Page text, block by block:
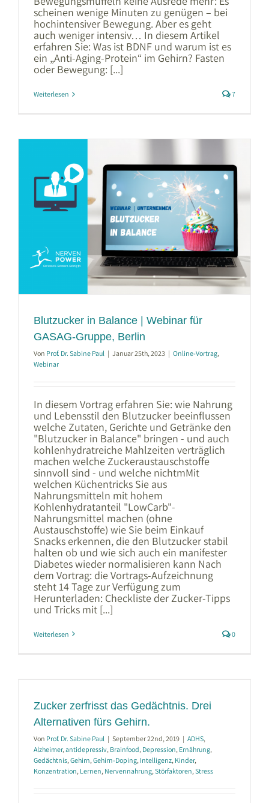
scheinen wenige Minuten zu genügen – bei
hochintensiver Bewegung. Aber es geht
auch weniger intensiv… In diesem Artikel
erfahren Sie: Was ist BDNF und warum ist es
ein „Anti-Aging-Protein“ im Gehirn? Fasten
oder Bewegung: [...]
Weiterlesen 7
Blutzucker in Balance | Webinar für
GASAG-Gruppe, Berlin
Von Prof. Dr. Sabine Paul | Januar 25th, 2023 | Online-Vortrag,
Webinar
In diesem Vortrag erfahren Sie: wie Nahrung
und Lebensstil den Blutzucker beeinflussen
welche Zutaten, Gerichte und Getränke den
"Blutzucker in Balance" bringen - und auch
kohlenhydratreiche Mahlzeiten verträglich
machen welche Zuckeraustauschstoffe
sinnvoll sind - und welche nichtmMit
welchen Küchentricks Sie aus
Nahrungsmitteln mit hohem
Kohlenhydratanteil "LowCarb"-
Nahrungsmittel machen (ohne
Austauschstoffe) wie Sie beim Einkauf
Snacks erkennen, die den Blutzucker stabil
halten ob und wie sich auch ein manifester
Diabetes wieder normalisieren kann Nach
dem Vortrag: die Vortrags-Aufzeichnung
steht 14 Tage zur Verfügung zum
Herunterladen: Checkliste der Zucker-Tipps
und Tricks mit [...]
Weiterlesen 0
Zucker zerfrisst das Gedächtnis. Drei
Alternativen fürs Gehirn.
Von Prof. Dr. Sabine Paul | September 22nd, 2019 | ADHS,
Alzheimer, antidepressiv, Brainfood, Depression, Ernährung,
Gedächtnis, Gehirn, Gehirn-Doping, Intelligenz, Kinder,
Konzentration, Lernen, Nervennahrung, Störfaktoren, Stress